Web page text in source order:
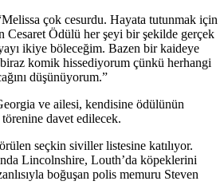
çok cesurdu. Hayata tutunmak için
Cesaret Ödülü her şeyi bir şekilde gerçek
ikiye böleceğim. Bazen bir kaideye
komik hissediyorum çünkü herhangi
düşünüyorum.”
ve ailesi, kendisine ödülünün
davet edilecek.
seçkin siviller listesine katılıyor.
Lincolnshire, Louth’da köpeklerini
boğuşan polis memuru Steven